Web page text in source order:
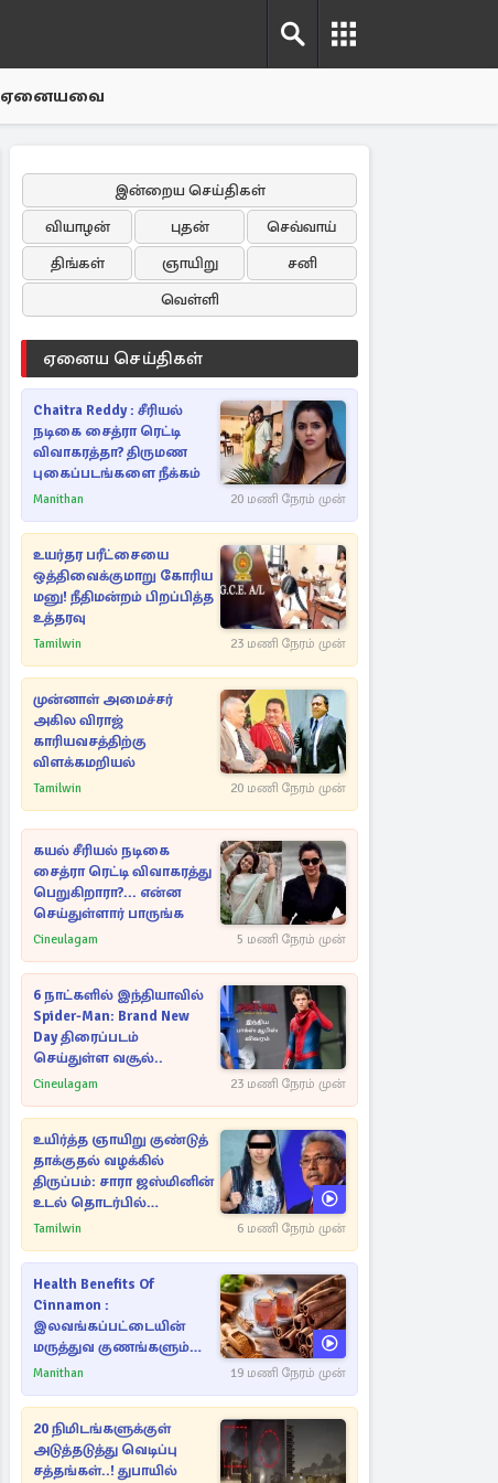
ஏனையவை
இன்றைய செய்திகள்
வியாழன்
புதன்
செவ்வாய்
திங்கள்
ஞாயிறு
சனி
வெள்ளி
ஏனைய செய்திகள்
Chaitra Reddy : சீரியல்
நடிகை சைத்ரா ரெட்டி
விவாகரத்தா? திருமண
புகைப்படங்களை நீக்கம்
Manithan 20 மணி நேரம் முன்
உயர்தர பரீட்சையை
ஒத்திவைக்குமாறு கோரிய
மனு! நீதிமன்றம் பிறப்பித்த
உத்தரவு
Tamilwin 23 மணி நேரம் முன்
முன்னாள் அமைச்சர்
அகில விராஜ்
காரியவசத்திற்கு
விளக்கமறியல்
Tamilwin 20 மணி நேரம் முன்
கயல் சீரியல் நடிகை
சைத்ரா ரெட்டி விவாகரத்து
பெறுகிறாரா?... என்ன
செய்துள்ளார் பாருங்க
Cineulagam 5 மணி நேரம் முன்
6 நாட்களில் இந்தியாவில்
Spider-Man: Brand New
Day திரைப்படம்
செய்துள்ள வசூல்..
Cineulagam 23 மணி நேரம் முன்
உயிர்த்த ஞாயிறு குண்டுத்
தாக்குதல் வழக்கில்
திருப்பம்: சாரா ஜஸ்மினின்
உடல் தொடர்பில்
நீதிமன்றத்தில் வெளியான
Tamilwin 6 மணி நேரம் முன்
Health Benefits Of
Cinnamon :
இலவங்கப்பட்டையின்
மருத்துவ குணங்களும்
ஆரோக்கிய
Manithan 19 மணி நேரம் முன்
20 நிமிடங்களுக்குள்
அடுத்தடுத்து வெடிப்பு
சத்தங்கள்..! துபாயில்